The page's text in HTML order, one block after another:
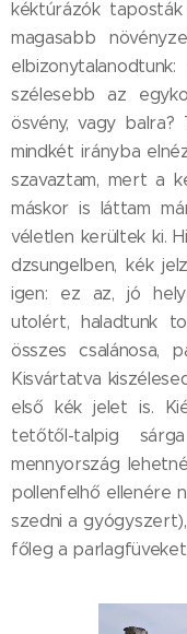
kéktúrázók
magasabb
szélesebb az
ösvény, vagy
mindkét irányba
szavaztam, mert a
máskor is láttam
véletlen kerültek ki.
dzsungelben, kék
igen: ez az, jó
utolért, haladtunk
összes csalánosa,
Kisvártatva
első kék jelet is.
tetőtől-talpig
mennyország
pollenfelhő ellenére
szedni a
főleg a parlagfüveket.